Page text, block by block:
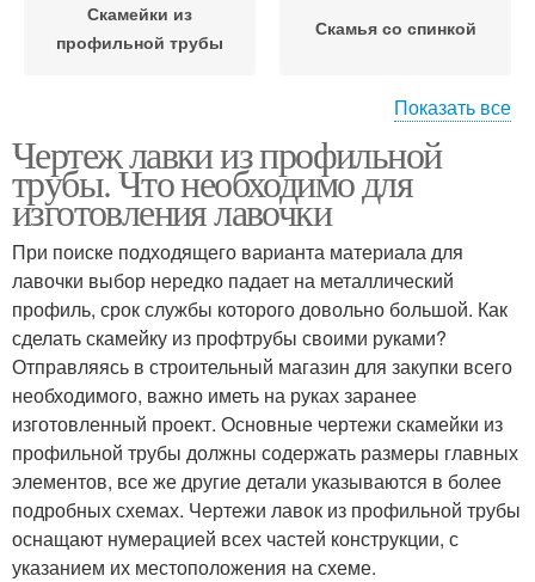
Скамейки из
профильной трубы
Скамья со спинкой
Скамейка без спинки
Скамья из профильной
трубы
Показать все
Чертеж лавки из профильной
трубы. Что необходимо для
изготовления лавочки
При поиске подходящего варианта материала для
лавочки выбор нередко падает на металлический
профиль, срок службы которого довольно большой. Как
сделать скамейку из профтрубы своими руками?
Отправляясь в строительный магазин для закупки всего
необходимого, важно иметь на руках заранее
изготовленный проект. Основные чертежи скамейки из
профильной трубы должны содержать размеры главных
элементов, все же другие детали указываются в более
подробных схемах. Чертежи лавок из профильной трубы
оснащают нумерацией всех частей конструкции, с
указанием их местоположения на схеме.